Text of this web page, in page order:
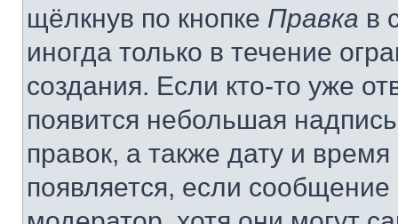
щёлкнув по кнопке Правка в
иногда только в течение
создания. Если кто-то уже
появится небольшая
правок, а также дату и
появляется, если